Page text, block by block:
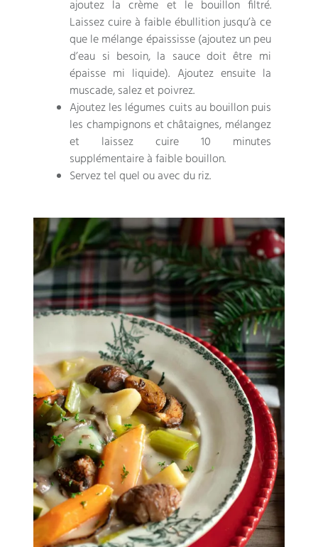
ajoutez la crème et le bouillon filtré.
Laissez cuire à faible ébullition jusqu’à ce
que le mélange épaississe (ajoutez un peu
d’eau si besoin, la sauce doit être mi
épaisse mi liquide). Ajoutez ensuite la
muscade, salez et poivrez.
Ajoutez les légumes cuits au bouillon puis
les champignons et châtaignes, mélangez
et laissez cuire 10 minutes
supplémentaire à faible bouillon.
Servez tel quel ou avec du riz.